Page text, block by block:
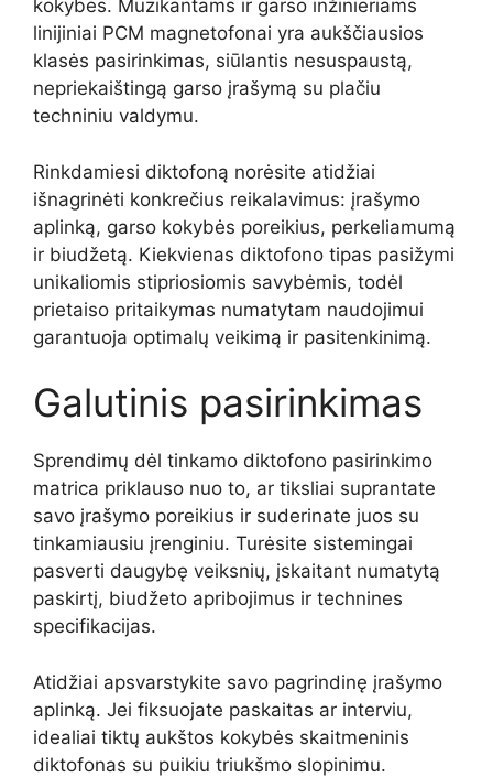
kokybės. Muzikantams ir garso inžinieriams
linijiniai PCM magnetofonai yra aukščiausios
klasės pasirinkimas, siūlantis nesuspaustą,
nepriekaištingą garso įrašymą su plačiu
techniniu valdymu.
Rinkdamiesi diktofoną norėsite atidžiai
išnagrinėti konkrečius reikalavimus: įrašymo
aplinką, garso kokybės poreikius, perkeliamumą
ir biudžetą. Kiekvienas diktofono tipas pasižymi
unikaliomis stipriosiomis savybėmis, todėl
prietaiso pritaikymas numatytam naudojimui
garantuoja optimalų veikimą ir pasitenkinimą.
Galutinis pasirinkimas
Sprendimų dėl tinkamo diktofono pasirinkimo
matrica priklauso nuo to, ar tiksliai suprantate
savo įrašymo poreikius ir suderinate juos su
tinkamiausiu įrenginiu. Turėsite sistemingai
pasverti daugybę veiksnių, įskaitant numatytą
paskirtį, biudžeto apribojimus ir technines
specifikacijas.
Atidžiai apsvarstykite savo pagrindinę įrašymo
aplinką. Jei fiksuojate paskaitas ar interviu,
idealiai tiktų aukštos kokybės skaitmeninis
diktofonas su puikiu triukšmo slopinimu.